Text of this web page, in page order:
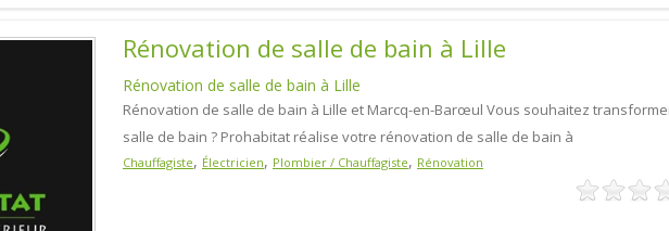
Rénovation de salle de bain à Lille
Rénovation de salle de bain à Lille
Rénovation de salle de bain à Lille et Marcq-en-Barœul Vous souhaitez
salle de bain ? Prohabitat réalise votre rénovation de salle de bain à
Chauffagiste, Électricien, Plombier / Chauffagiste, Rénovation